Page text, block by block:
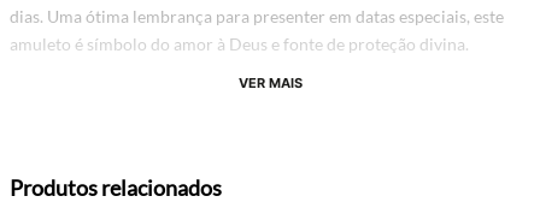
dias. Uma ótima lembrança para presenter em datas especiais, este
amuleto é símbolo do amor à Deus e fonte de proteção divina.
VER MAIS
Produtos relacionados